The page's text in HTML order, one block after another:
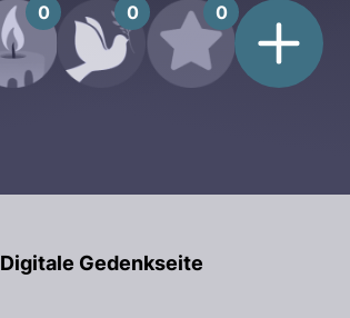
0 0 0
Digitale Gedenkseite